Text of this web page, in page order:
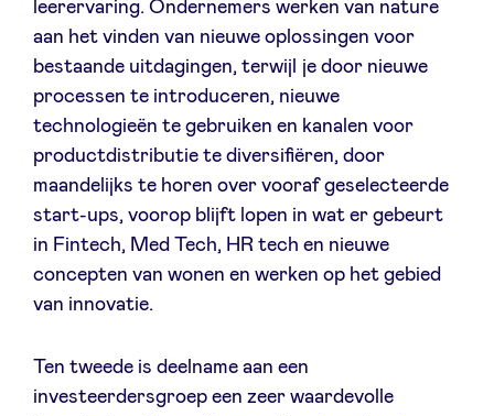
leerervaring. Ondernemers werken van nature
aan het vinden van nieuwe oplossingen voor
bestaande uitdagingen, terwijl je door nieuwe
processen te introduceren, nieuwe
technologieën te gebruiken en kanalen voor
productdistributie te diversifiëren, door
maandelijks te horen over vooraf geselecteerde
start-ups, voorop blijft lopen in wat er gebeurt
in Fintech, Med Tech, HR tech en nieuwe
concepten van wonen en werken op het gebied
van innovatie.
Ten tweede is deelname aan een
investeerdersgroep een zeer waardevolle